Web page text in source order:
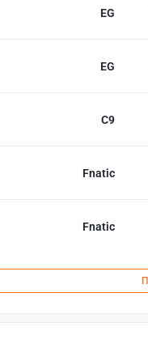
EG
EG
C9
Fnatic
Fnatic